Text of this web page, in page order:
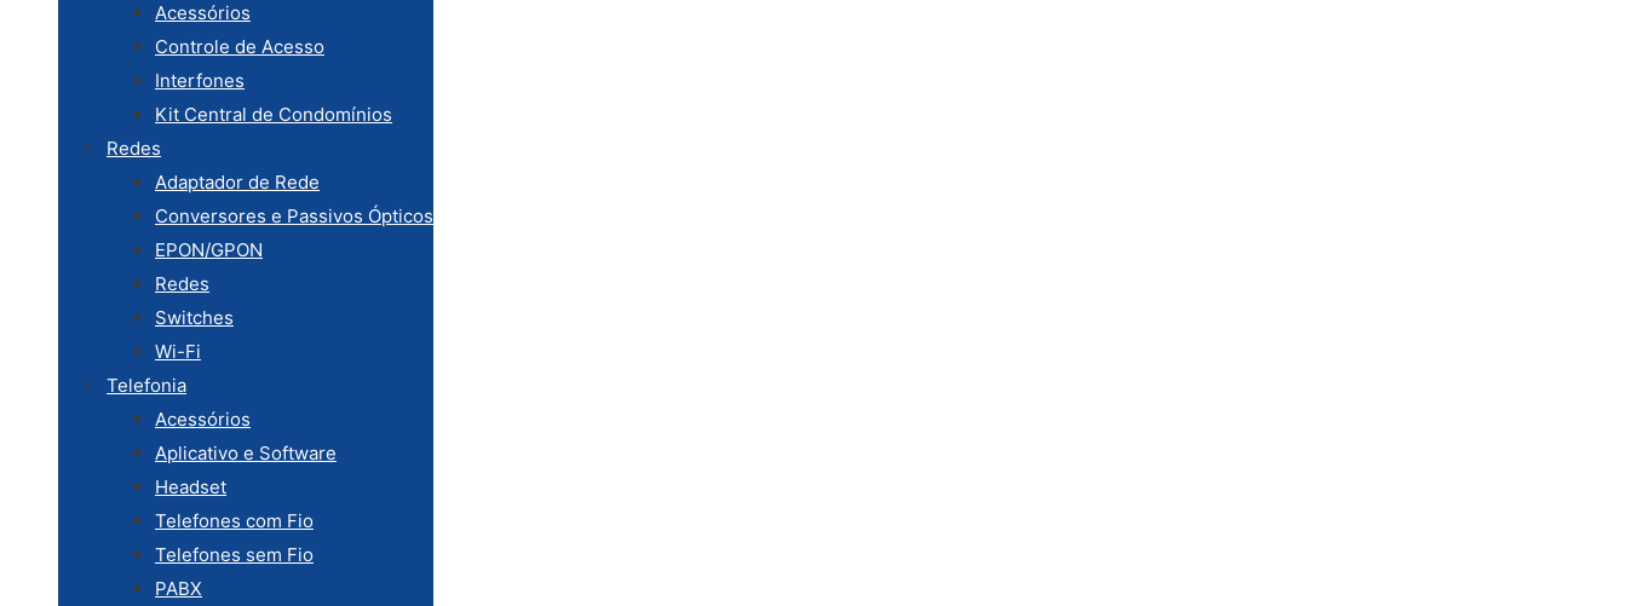
Acessórios
Controle de Acesso
Interfones
Kit Central de Condomínios
Redes
Adaptador de Rede
Conversores e Passivos Ópticos
EPON/GPON
Redes
Switches
Wi-Fi
Telefonia
Acessórios
Aplicativo e Software
Headset
Telefones com Fio
Telefones sem Fio
PABX